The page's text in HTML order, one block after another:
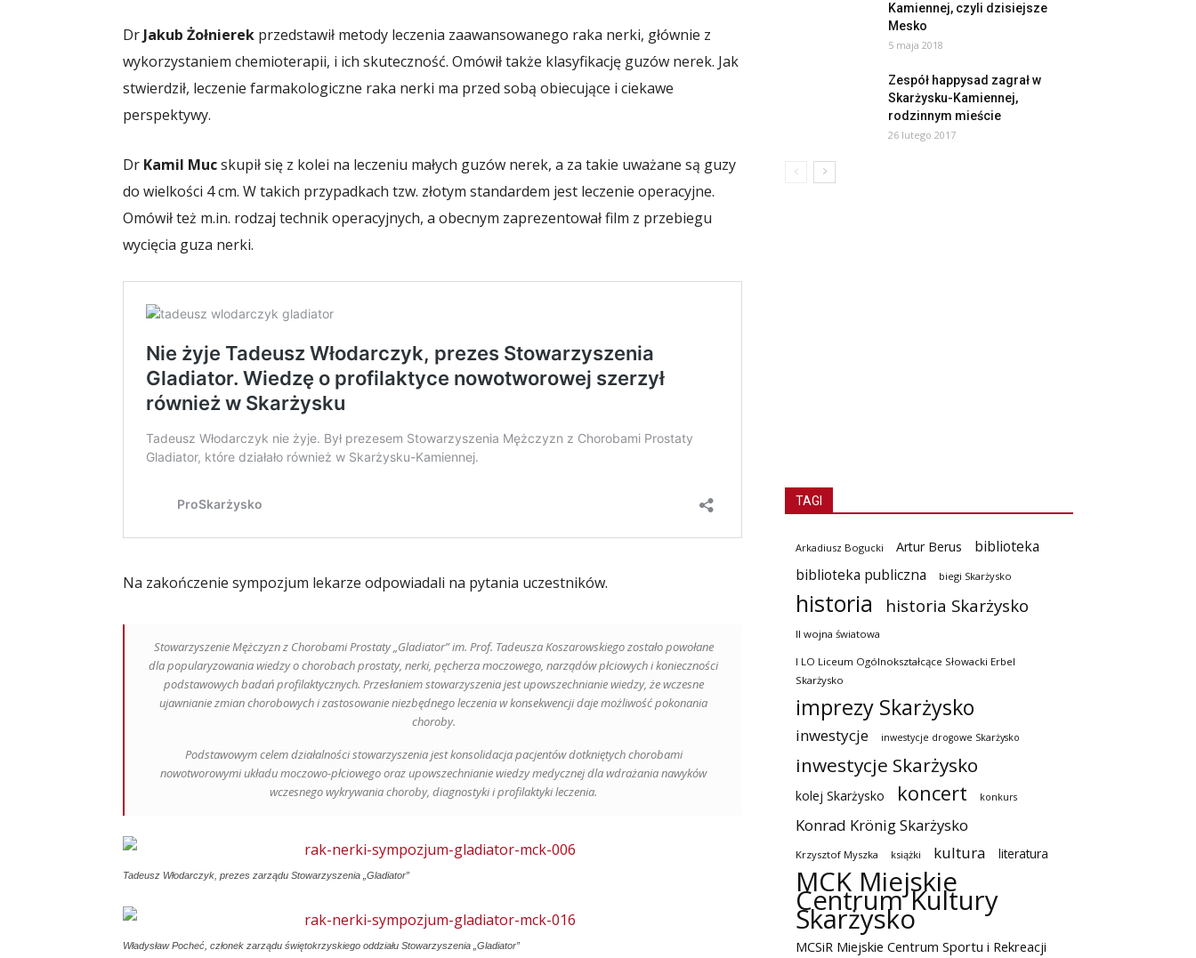
Dr Jakub Żołnierek przedstawił metody leczenia zaawansowanego raka nerki, głównie z
wykorzystaniem chemioterapii, i ich skuteczność. Omówił także klasyfikację guzów nerek. Jak
stwierdził, leczenie farmakologiczne raka nerki ma przed sobą obiecujące i ciekawe
perspektywy.
Dr Kamil Mucskupił się z kolei na leczeniu małych guzów nerek, a za takie uważane są guzy
do wielkości 4 cm. W takich przypadkach tzw. złotym standardem jest leczenie operacyjne.
Omówił też m.in. rodzaj technik operacyjnych, a obecnym zaprezentował film z przebiegu
wycięcia guza nerki.
Na zakończenie sympozjum lekarze odpowiadali na pytania uczestników.
Stowarzyszenie Mężczyzn z Chorobami Prostaty „Gladiator” im. Prof. Tadeusza Koszarowskiego zostało powołane
dla popularyzowania wiedzy o chorobach prostaty, nerki, pęcherza moczowego, narządów płciowych i konieczności
podstawowych badań profilaktycznych. Przesłaniem stowarzyszenia jest upowszechnianie wiedzy, że wczesne
ujawnianie zmian chorobowych i zastosowanie niezbędnego leczenia w konsekwencji daje możliwość pokonania
choroby.
Podstawowym celem działalności stowarzyszenia jest konsolidacja pacjentów dotkniętych chorobami
nowotworowymi układu moczowo-płciowego oraz upowszechnianie wiedzy medycznej dla wdrażania nawyków
wczesnego wykrywania choroby, diagnostyki i profilaktyki leczenia.
Tadeusz Włodarczyk, prezes zarządu Stowarzyszenia „Gladiator”
Władysław Pocheć, członek zarządu świętokrzyskiego oddziału Stowarzyszenia „Gladiator”
Kamiennej, czyli dzisiejsze
Mesko
5 maja 2018
Zespół happysad zagrał w
Skarżysku-Kamiennej,
rodzinnym mieście
26 lutego 2017
TAGI
Arkadiusz Bogucki Artur Berus
biblioteka
biblioteka publiczna
biegi Skarżysko
historia historia Skarżysko
II wojna światowa
I LO Liceum Ogólnokształcące Słowacki Erbel
Skarżysko
imprezy Skarżysko
inwestycje inwestycje drogowe Skarżysko
inwestycje Skarżysko
kolej Skarżysko koncert konkurs
Konrad Krönig Skarżysko
Krzysztof Myszka książki kultura literatura
MCK Miejskie
Centrum Kultury
Skarżysko
MCSiR Miejskie Centrum Sportu i Rekreacji